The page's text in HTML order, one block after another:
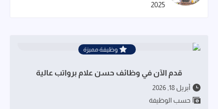
2025
وظيفة مميزة
قدم الآن في وظائف حسن علام برواتب عالية
أبريل 18, 2026
حسب الوظيفة